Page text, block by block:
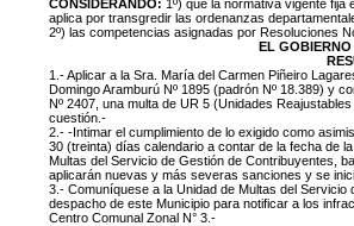
CONSIDERANDO: 1º) que la normativa vigente
aplica por transgredir las ordenanzas
2º) las competencias asignadas por Resoluciones
EL
1.- Aplicar a la Sra. María del Carmen Piñeiro
Domingo Aramburú Nº 1895 (padrón Nº 18.389) y
Nº 2407, una multa de UR 5 (Unidades
cuestión.-
2.- -Intimar el cumplimiento de lo exigido como
30 (treinta) días calendario a contar de la fecha de
Multas del Servicio de Gestión de Contribuyentes,
aplicarán nuevas y más severas sanciones y se
3.- Comuníquese a la Unidad de Multas del
despacho de este Municipio para notificar a los
Centro Comunal Zonal N° 3.-